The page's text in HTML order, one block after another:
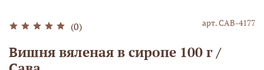
(0) арт.САВ-4177
Вишня вяленая в сиропе 100 г /